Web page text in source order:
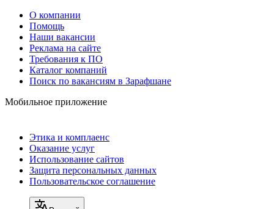
О компании
Помощь
Наши вакансии
Реклама на сайте
Требования к ПО
Каталог компаний
Поиск по вакансиям в Зарафшане
Мобильное приложение
Этика и комплаенс
Оказание услуг
Использование сайтов
Защита персональных данных
Пользовательское соглашение